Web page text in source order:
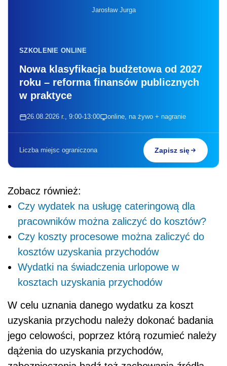
Jarosław Jurga
SZKOLENIE ONLINE
Nowa klasyfikacja budżetowa od 2027
roku – reforma finansów publicznych
w praktyce
26.08.2026 r., 9:00-13:00 online, na żywo + nagranie
Liczba miejsc ograniczona Zapisz się
Zobacz również:
Czy wydatek na usługę cateringową dla
pracowników można zaliczyć do kosztów?
Czy koszty procesowe można zaliczyć do
kosztów uzyskania przychodów
Wydatki na świadczenia urlopowe w
kosztach uzyskania przychodów
W celu uznania danego wydatku za koszt
uzyskania przychodu należy dokonać badania
jego celowości, poprzez którą rozumieć należy
dążenia do uzyskania przychodów,